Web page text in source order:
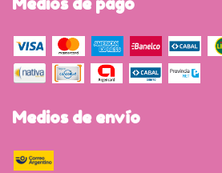
Medios de envío